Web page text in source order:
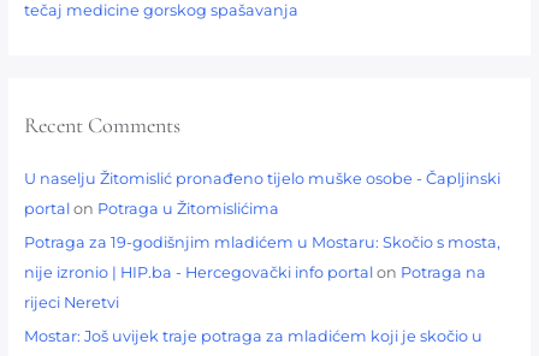
tečaj medicine gorskog spašavanja
Recent Comments
U naselju Žitomislić pronađeno tijelo muške osobe - Čapljinski
portal on Potraga u Žitomislićima
Potraga za 19-godišnjim mladićem u Mostaru: Skočio s mosta,
nije izronio | HIP.ba - Hercegovački info portal on Potraga na
rijeci Neretvi
Mostar: Još uvijek traje potraga za mladićem koji je skočio u